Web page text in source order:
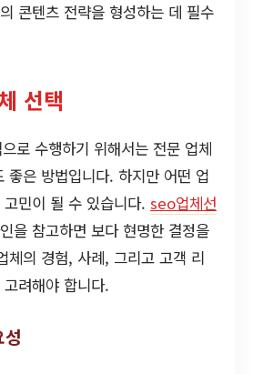
콘텐츠 전략을 형성하는 데 필수
선택
로 수행하기 위해서는 전문 업체
좋은 방법입니다. 하지만 어떤 업
민이 될 수 있습니다. seo업체선
을 참고하면 보다 현명한 결정을
체의 경험, 사례, 그리고 고객 리
려해야 합니다.